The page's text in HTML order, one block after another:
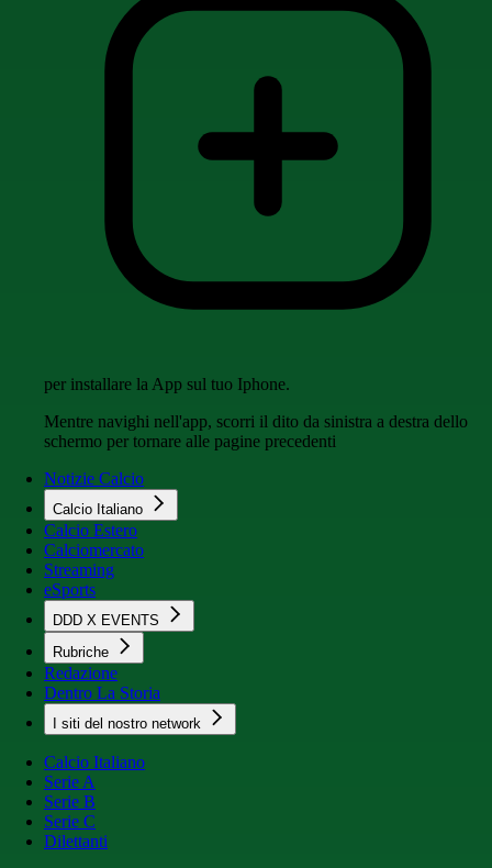
per installare la App sul tuo Iphone.
Mentre navighi nell'app, scorri il dito da sinistra a destra dello
schermo per tornare alle pagine precedenti
Notizie Calcio
Calcio Italiano
Calcio Estero
Calciomercato
Streaming
eSports
DDD X EVENTS
Rubriche
Redazione
Dentro La Storia
I siti del nostro network
Calcio Italiano
Serie A
Serie B
Serie C
Dilettanti